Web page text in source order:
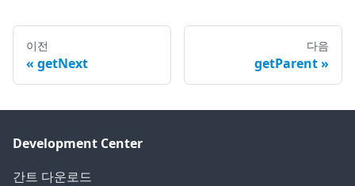
이전
getNext
다음
getParent
Development Center
간트 다운로드